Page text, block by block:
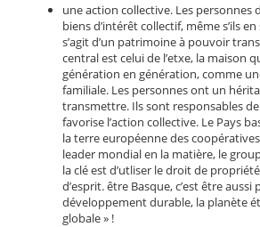
une action collective. Les personnes
biens d’intérêt collectif, même s’ils
s’agit d’un patrimoine à pouvoir
central est celui de l’etxe, la maison
génération en génération, comme
familiale. Les personnes ont un
transmettre. Ils sont responsables de
favorise l’action collective. Le Pays
la terre européenne des
leader mondial en la matière, le
la clé est d’utliser le droit de
d’esprit. être Basque, c’est être aussi
développement durable, la planète
globale » !